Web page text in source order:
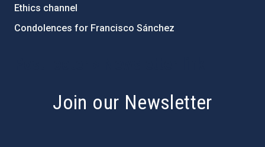
Ethics channel
Condolences for Francisco Sánchez
Join our Newsletter